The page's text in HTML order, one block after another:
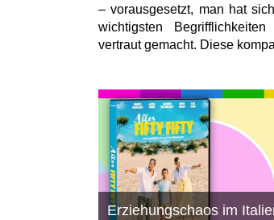
– vorausgesetzt, man hat
wichtigsten
vertraut gemacht. Diese
Erziehungschaos im